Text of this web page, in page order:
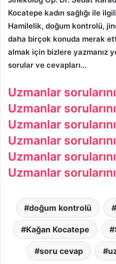
Kocatepe kadın sağlığı ile
Hamilelik, doğum kontrolü,
daha birçok konuda merak
almak için bizlere yazmanız
sorular ve cevapları…
Uzmanlar
Uzmanlar
Uzmanlar
Uzmanlar
Uzmanlar
Uzmanlar
doğum kontrolü
Kağan Kocatepe
soru cevap